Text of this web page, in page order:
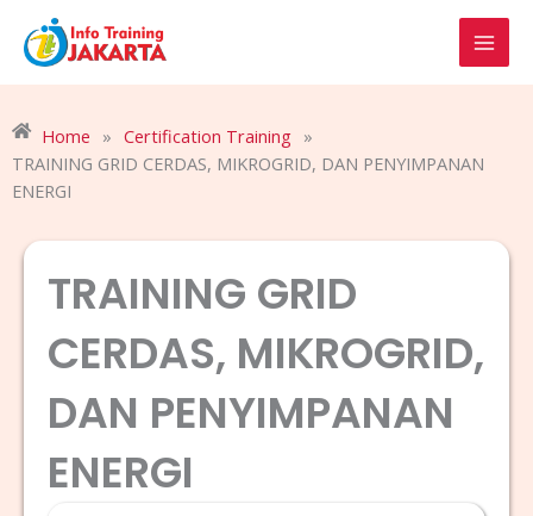
content
Home » Certification Training »
TRAINING GRID CERDAS, MIKROGRID, DAN PENYIMPANAN
ENERGI
TRAINING GRID
CERDAS, MIKROGRID,
DAN PENYIMPANAN
ENERGI